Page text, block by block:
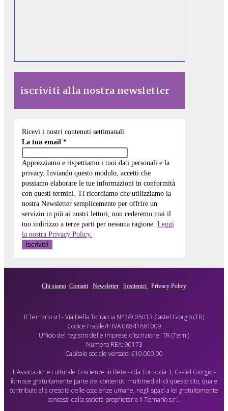
iscriviti alla nostra newsletter
Ricevi i nostri contenuti settimanali
La tua email *
Apprezziamo e rispettiamo i tuoi dati personali e la
privacy. Inviando questo modulo, accetti che
possiamo elaborare le tue informazioni in conformità
con questi termini. Ti ricordiamo che utilizziamo la
nostra Newsletter semplicemente per offrire un
servizio in più ai nostri lettori, non cederemo mai il
tuo indirizzo a terze parti per nessuna ragione. Leggi
la nostra Privacy Policy.
Chi siamo Contatti Newsletter Sostienici Privacy Policy
Il Ternario srl - Via Della Torraccia N°3/9 05013 Castel Giorgio (TR)
Codice Fiscale/P.IVA 06841661009
Ufficio del registro delle imprese d’iscrizione: TR (Terni)
Numero REA: 90173
Capitale sociale versato: €10.000,00
L’Associazione culturale Coscienze in Rete - cda Torraccia 3, Castel Giorgio -
fornisce gratuitamente parte dei contenuti multimediali di questo sito, quale
contributo alla crescita delle coscienze umane, negli spazi a lei gratuitamente
concessi dalla società proprietaria il Ternario s.r.l.